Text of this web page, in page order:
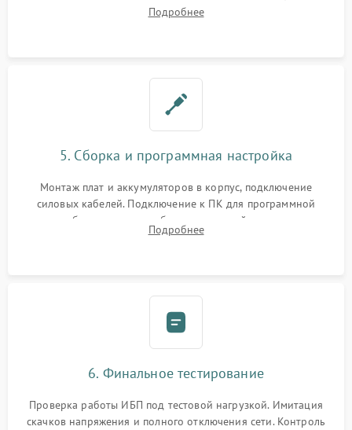
Восстановление поврежденных токоведущих дорожек и
Подробнее
5. Сборка и программная настройка
Монтаж плат и аккумуляторов в корпус, подключение
силовых кабелей. Подключение к ПК для программной
калибровки констант батареи, настройки порогов
срабатывания AVR и сброса счетчиков старения АКБ.
Подробнее
6. Финальное тестирование
Проверка работы ИБП под тестовой нагрузкой. Имитация
скачков напряжения и полного отключения сети. Контроль